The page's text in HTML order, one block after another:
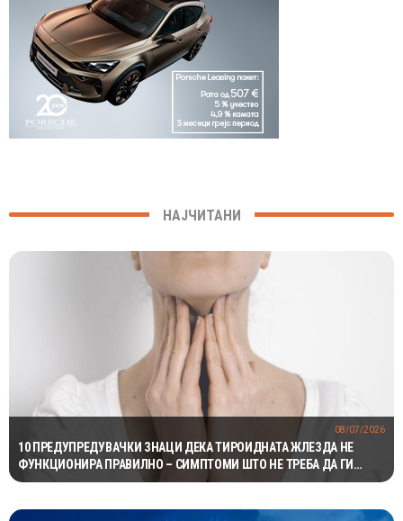
НАЈЧИТАНИ
10 ПРЕДУПРЕДУВАЧКИ ЗНАЦИ ДЕКА ТИРОИДНАТА ЖЛЕЗДА НЕ
ФУНКЦИОНИРА ПРАВИЛНО – СИМПТОМИ ШТО НЕ ТРЕБА ДА ГИ
ИГНОРИРАТЕ
08/07/2026